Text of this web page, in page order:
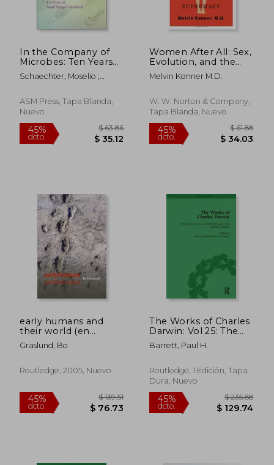
45%
dcto.
45%
dcto.
In the Company of
Microbes: Ten Years
of Small Things
Considered (en
Schaechter, Moselio ;
ASM Press, Tapa Blanda,
Nuevo
Women After All: Sex,
Evolution, and the
End of Male
Supremacy
Melvin Konner M.D.
W. W. Norton & Company,
Tapa Blanda, Nuevo
early humans and
their world (en
Inglés)
Graslund, Bo
Routledge, 2005, Nuevo
The Works of Charles
Darwin: Vol 25: The
Effects of Cross and
Self Fertilisation in
Kingdom (1878) (en
Inglés)
Barrett, Paul H.
Routledge, 1 Edición, Tapa
Dura, Nuevo